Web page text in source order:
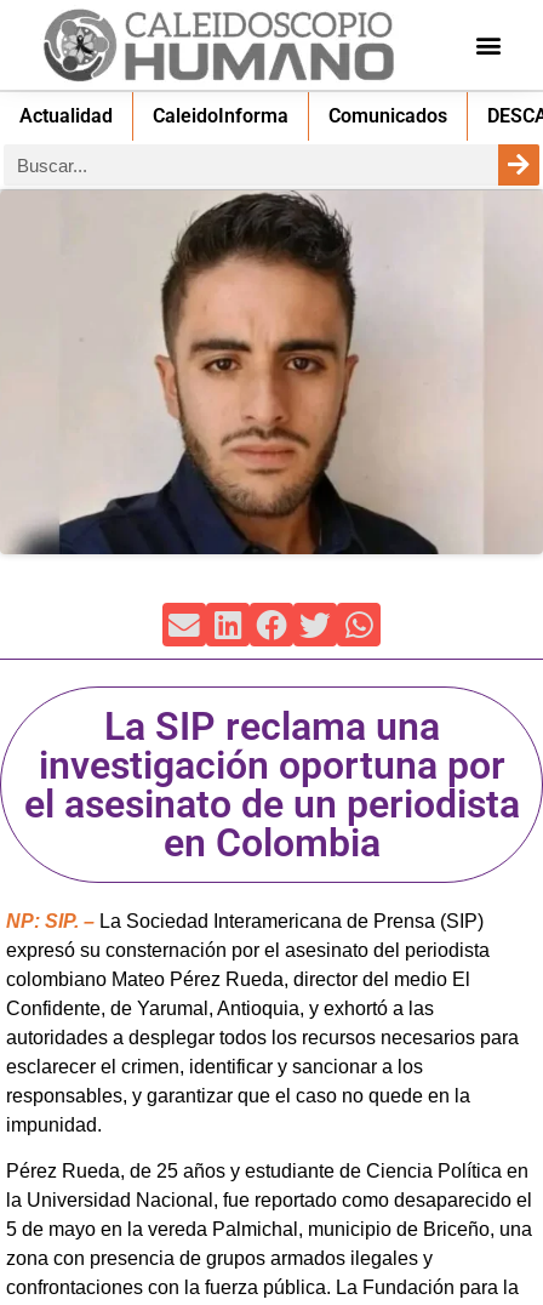
Actualidad CaleidoInforma Comunicados
La SIP reclama una
investigación oportuna por
el asesinato de un periodista
en Colombia
NP: SIP. – La Sociedad Interamericana de Prensa (SIP)
expresó su consternación por el asesinato del periodista
colombiano Mateo Pérez Rueda, director del medio El
Confidente, de Yarumal, Antioquia, y exhortó a las
autoridades a desplegar todos los recursos necesarios para
esclarecer el crimen, identificar y sancionar a los
responsables, y garantizar que el caso no quede en la
impunidad.
Pérez Rueda, de 25 años y estudiante de Ciencia Política en
la Universidad Nacional, fue reportado como desaparecido el
5 de mayo en la vereda Palmichal, municipio de Briceño, una
zona con presencia de grupos armados ilegales y
confrontaciones con la fuerza pública. La Fundación para la